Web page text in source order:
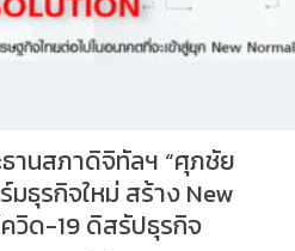
านสภาดิจิทัลฯ “ศุภชัย
มธุรกิจใหม่ สร้าง New
วิด-19 ดิสรัปธุรกิจ